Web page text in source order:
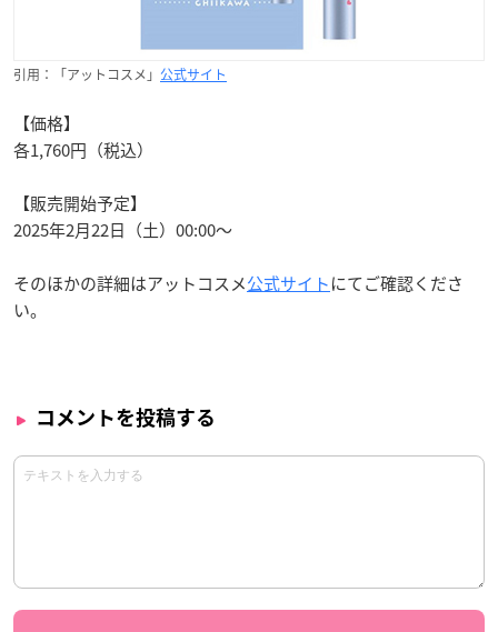
引用：「アットコスメ」 公式サイト
【価格】
各1,760円（税込）
【販売開始予定】
2025年2月22日（土）00:00～
そのほかの詳細はアットコスメ公式サイトにてご確認くださ
い。
コメントを投稿する